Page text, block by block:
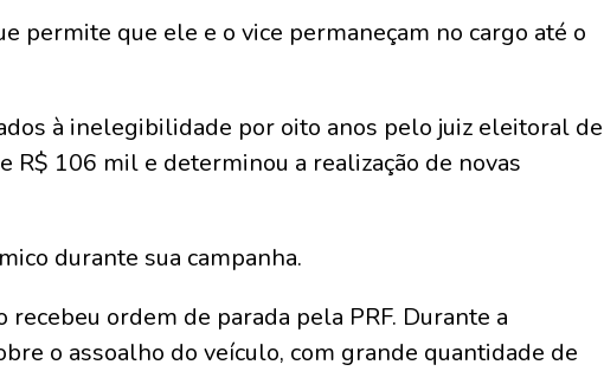
permite que ele e o vice permaneçam no cargo até o
à inelegibilidade por oito anos pelo juiz eleitoral de
R$ 106 mil e determinou a realização de novas
durante sua campanha.
ordem de parada pela PRF. Durante a
o assoalho do veículo, com grande quantidade de